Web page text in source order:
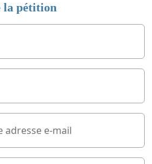
la pétition
adresse e-mail